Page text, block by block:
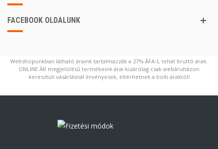
FACEBOOK OLDALUNK
Webshopunkban látható áraink tartalmazzák a 27% ÁFA-t, tehát bruttó árak.
ONLINE ÁR megjelölésű termékeink árai kizárólag csak webáruházon
keresztüli vásárlásnál érvényesek, eltérhetnek a bolti áraktól!